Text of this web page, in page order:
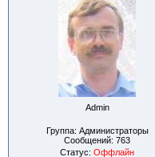
Admin
Группа: Администраторы
Сообщений: 763
Статус: Оффлайн